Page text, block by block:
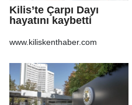
Kilis’te Çarpı Dayı
hayatını kaybetti
www.kiliskenthaber.com